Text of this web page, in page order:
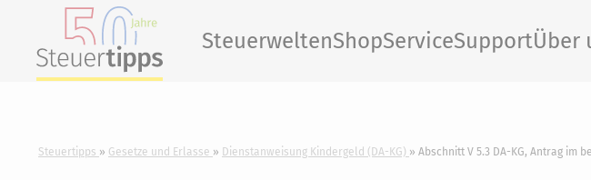
SteuerweltenShopServiceSupportÜber
Steuertipps Gesetze und Erlasse Dienstanweisung Kindergeld (DA-KG) Abschnitt V 5.3 DA-KG, Antrag im